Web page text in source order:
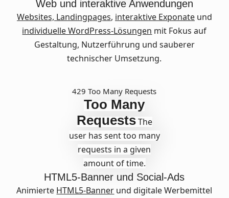
Web und interaktive Anwendungen
Websites, Landingpages, interaktive Exponateund
individuelle WordPress-Lösungen mit Fokus auf
Gestaltung, Nutzerführung und sauberer
technischer Umsetzung.
429 Too Many Requests
Too Many
RequestsThe
user has sent too many
requests in a given
amount of time.
HTML5-Banner und Social-Ads
Animierte HTML5-Banner und digitale Werbemittel